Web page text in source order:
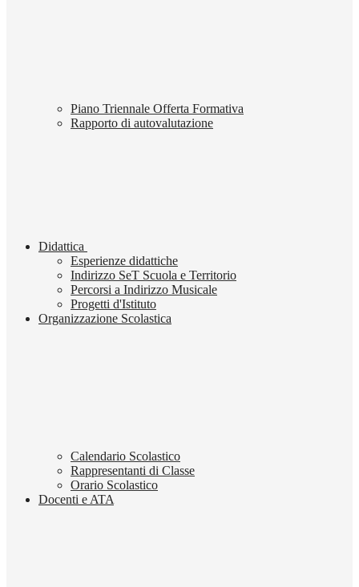
Piano Triennale Offerta Formativa
Rapporto di autovalutazione
Didattica
Esperienze didattiche
Indirizzo SeT Scuola e Territorio
Percorsi a Indirizzo Musicale
Progetti d'Istituto
Organizzazione Scolastica
Calendario Scolastico
Rappresentanti di Classe
Orario Scolastico
Docenti e ATA